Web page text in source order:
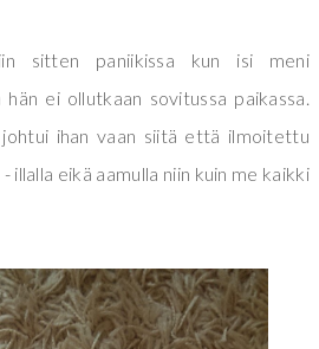
sitten paniikissa kun isi meni
hän ei ollutkaan sovitussa paikassa.
ihan vaan siitä että ilmoitettu
illalla eikä aamulla niin kuin me kaikki